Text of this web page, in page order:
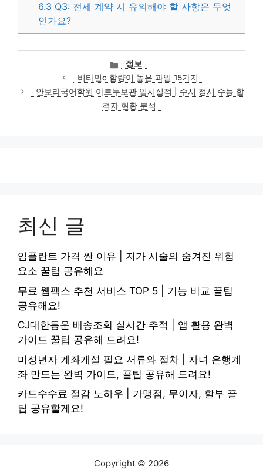
6.3 Q3: 전세 계약 시 유의해야 할 사항은 무엇
인가요?
카
테
고
리
정보
비타민c 함량이 높은 과일 15가지
안보라국어학원 아르누보관 입시실적 | 수시 정시 수능 합
격자 현황 분석
최신 글
임플란트 가격 싼 이유 | 저가 시술의 숨겨진 위험
요소 꿀팁 공유해요
무료 웹팩스 추천 서비스 TOP 5 | 기능 비교 꿀팁
공유해요!
CJ대한통운 배송조회 실시간 추적 | 앱 활용 완벽
가이드 꿀팁 공유해 드려요!
미성년자 계좌개설 필요 서류와 절차 | 자녀 은행계
좌 만드는 완벽 가이드, 꿀팁 공유해 드려요!
카드수수료 절감 노하우 | 가맹점, 무이자, 할부 꿀
팁 공유할게요!
Copyright © 2026